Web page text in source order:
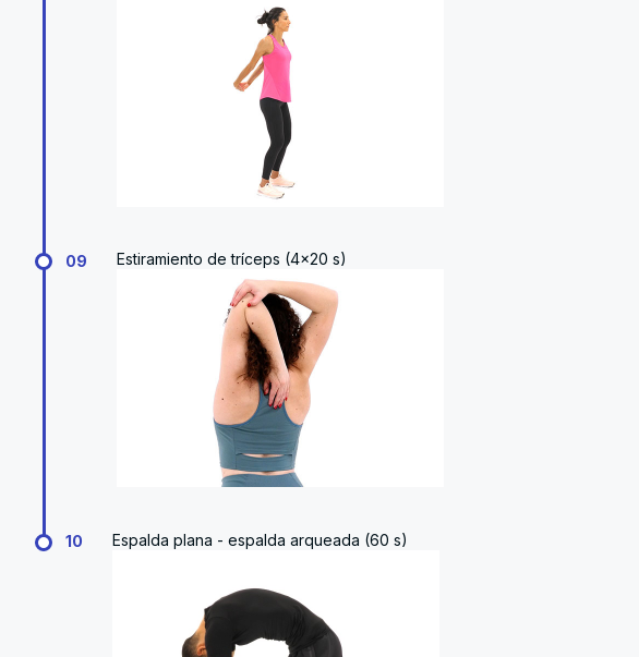
09 Estiramiento de tríceps (4x20 s)
10 Espalda plana - espalda arqueada (60 s)